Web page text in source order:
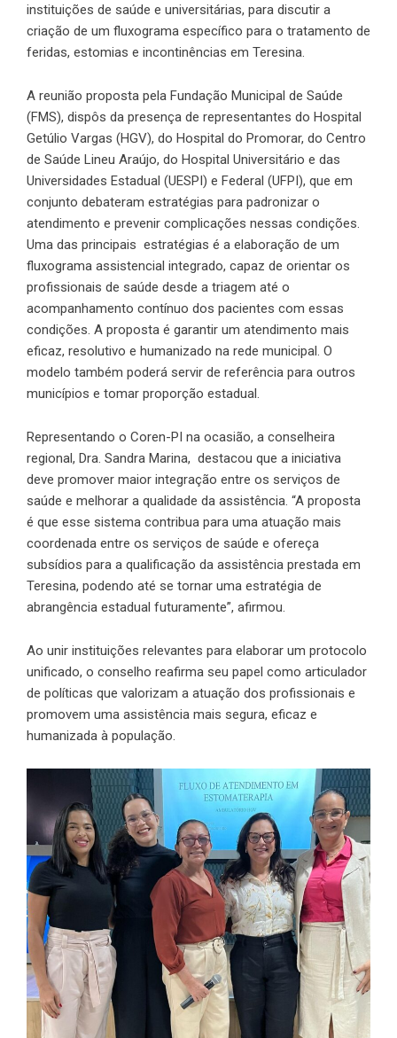
instituições de saúde e universitárias, para discutir a
criação de um fluxograma específico para o tratamento de
feridas, estomias e incontinências em Teresina.
A reunião proposta pela Fundação Municipal de Saúde
(FMS), dispôs da presença de representantes do Hospital
Getúlio Vargas (HGV), do Hospital do Promorar, do Centro
de Saúde Lineu Araújo, do Hospital Universitário e das
Universidades Estadual (UESPI) e Federal (UFPI), que em
conjunto debateram estratégias para padronizar o
atendimento e prevenir complicações nessas condições.
Uma das principais estratégias é a elaboração de um
fluxograma assistencial integrado, capaz de orientar os
profissionais de saúde desde a triagem até o
acompanhamento contínuo dos pacientes com essas
condições. A proposta é garantir um atendimento mais
eficaz, resolutivo e humanizado na rede municipal. O
modelo também poderá servir de referência para outros
municípios e tomar proporção estadual.
Representando o Coren-PI na ocasião, a conselheira
regional, Dra. Sandra Marina, destacou que a iniciativa
deve promover maior integração entre os serviços de
saúde e melhorar a qualidade da assistência. “A proposta
é que esse sistema contribua para uma atuação mais
coordenada entre os serviços de saúde e ofereça
subsídios para a qualificação da assistência prestada em
Teresina, podendo até se tornar uma estratégia de
abrangência estadual futuramente”, afirmou.
Ao unir instituições relevantes para elaborar um protocolo
unificado, o conselho reafirma seu papel como articulador
de políticas que valorizam a atuação dos profissionais e
promovem uma assistência mais segura, eficaz e
humanizada à população.